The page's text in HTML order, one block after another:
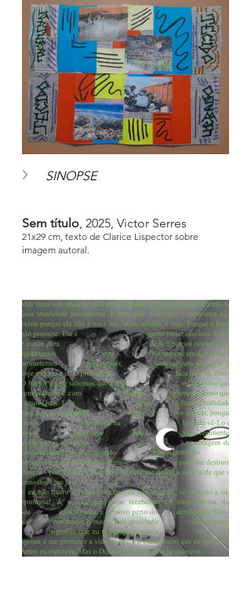
SINOPSE
Sem título, 2025, Victor Serres
21x29 cm, texto de Clarice Lispector sobre
imagem autoral.